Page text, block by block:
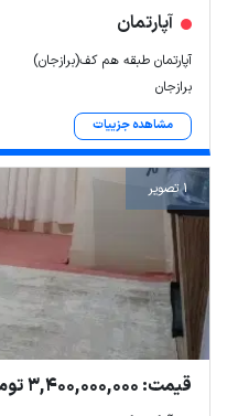
آپارتمان
آپارتمان طبقه هم کف(برازجان)
برازجان
مشاهده جزییات
1 تصویر
قیمت: 3,400,000,000 تومان